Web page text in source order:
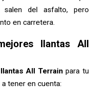
salen del asfalto, pero
en carretera.
llantas All
All Terrain para tu
tener en cuenta: